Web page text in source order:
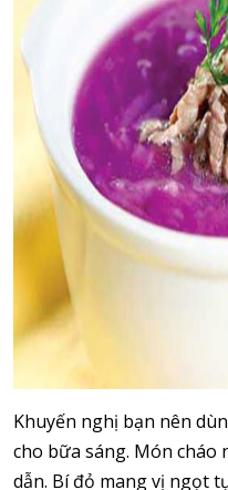
Khuyến nghị bạn nên
cho bữa sáng. Món cháo
dẫn. Bí đỏ mang vị ngọt